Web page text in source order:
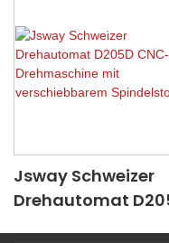
Jsway Schweizer
Drehautomat